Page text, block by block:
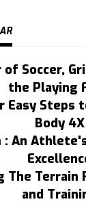
of Soccer,
the Playing
Easy Steps
Body 4X
: An
The Terrain
and